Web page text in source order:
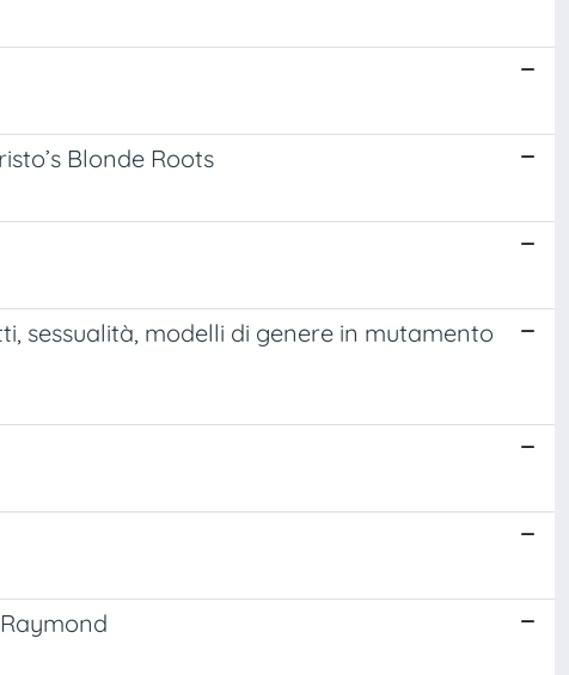
Blonde Roots
sessualità, modelli di genere in mutamento